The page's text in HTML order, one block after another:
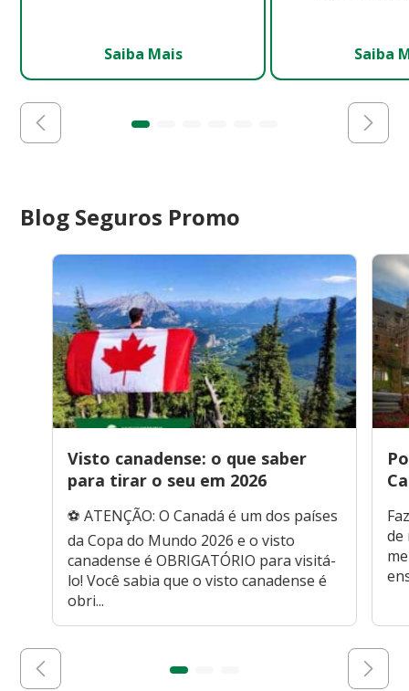
Saiba Mais Saiba
Blog Seguros Promo
Visto canadense: o que saber
para tirar o seu em 2026
⚽ ATENÇÃO: O Canadá é um dos países
da Copa do Mundo 2026 e o visto
canadense é OBRIGATÓRIO para visitá-
lo! Você sabia que o visto canadense é
obri...
de